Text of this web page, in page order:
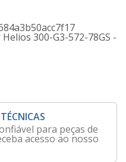
300-G3-572-78GS -
para peças de
acesso ao nosso